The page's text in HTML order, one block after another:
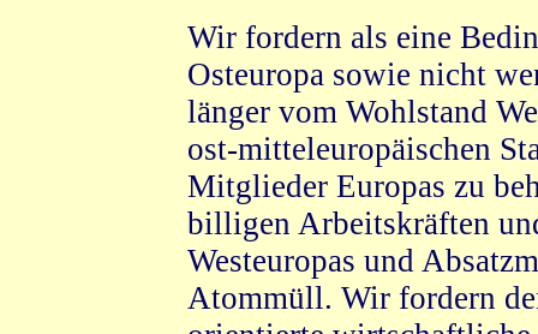
Wir fordern als eine
Osteuropa sowie nicht
länger vom Wohlstand
ost-mitteleuropäischen
Mitglieder Europas zu
billigen Arbeitskräften
Westeuropas und
Atommüll. Wir fordern